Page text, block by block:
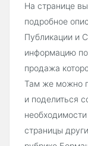
На странице
подробное
Публикации и
информацию
продажа
Там же можно
и поделиться
страницы